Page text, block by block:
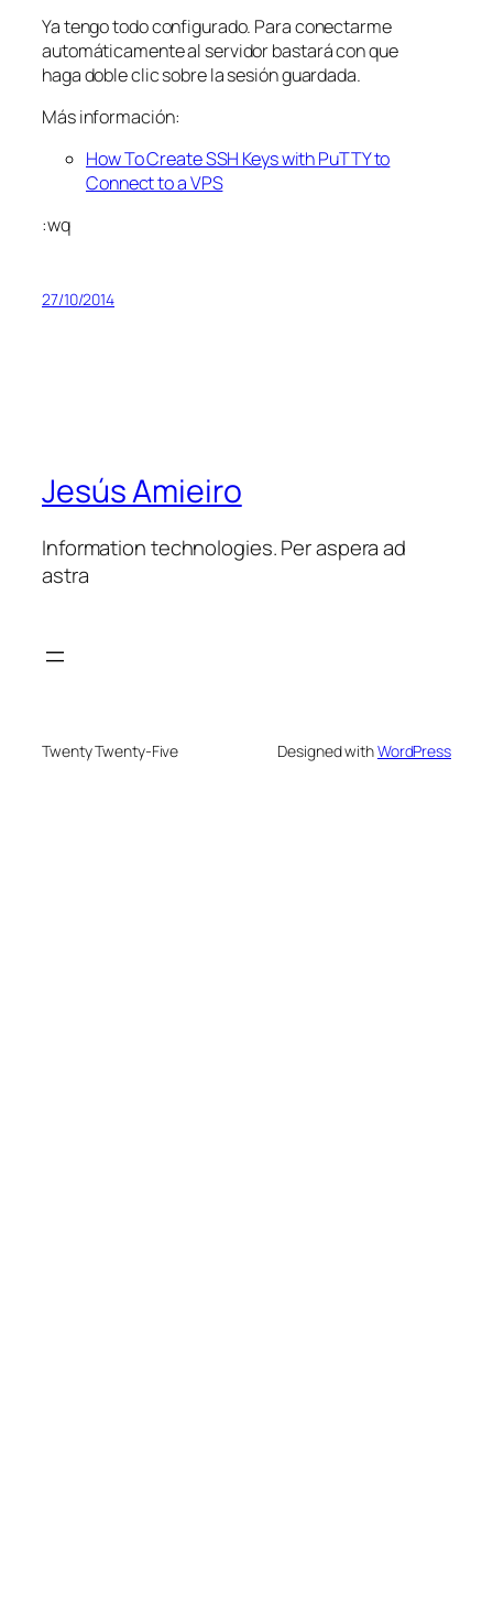
Ya tengo todo configurado. Para conectarme
automáticamente al servidor bastará con que
haga doble clic sobre la sesión guardada.
Más información:
How To Create SSH Keys with PuTTY to
Connect to a VPS
:wq
27/10/2014
Jesús Amieiro
Information technologies. Per aspera ad
astra
Twenty Twenty-Five Designed withWordPress